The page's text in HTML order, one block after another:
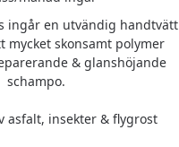
ingår en utvändig handtvätt
mycket skonsamt polymer
& glanshöjande
schampo.
asfalt, insekter & flygrost